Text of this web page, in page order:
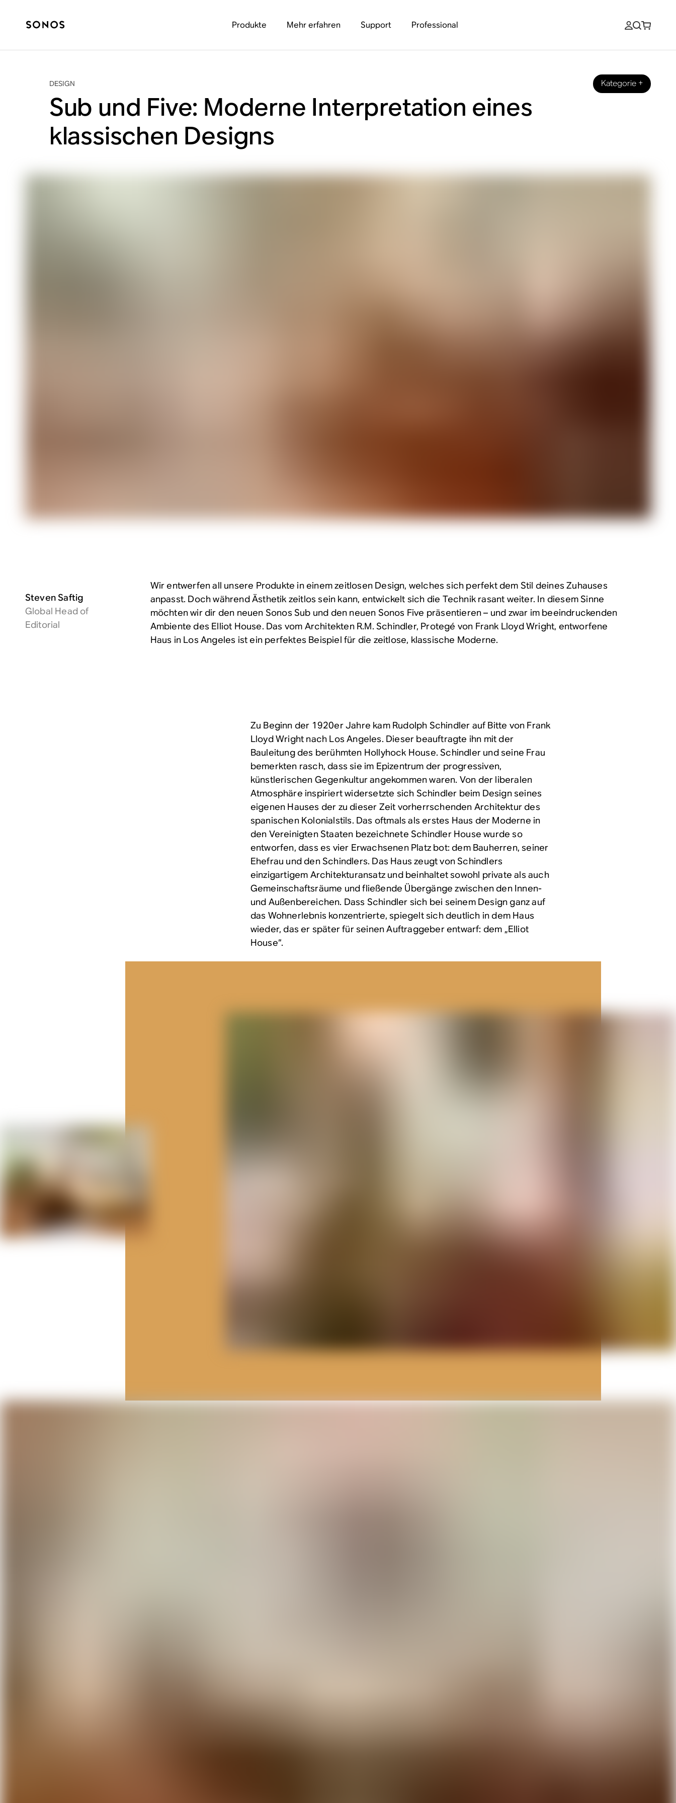
Produkte Mehr erfahren Support Professional
DESIGN Kategorie +
Sub und Five: Moderne Interpretation eines
klassischen Designs
Steven Saftig
Global Head of
Editorial
Wir entwerfen all unsere Produkte in einem zeitlosen Design, welches sich perfekt dem Stil deines Zuhauses
anpasst. Doch während Ästhetik zeitlos sein kann, entwickelt sich die Technik rasant weiter. In diesem Sinne
möchten wir dir den neuen Sonos Sub und den neuen Sonos Five präsentieren – und zwar im beeindruckenden
Ambiente des Elliot House. Das vom Architekten R.M. Schindler, Protegé von Frank Lloyd Wright, entworfene
Haus in Los Angeles ist ein perfektes Beispiel für die zeitlose, klassische Moderne.
Zu Beginn der 1920er Jahre kam Rudolph Schindler auf Bitte von Frank
Lloyd Wright nach Los Angeles. Dieser beauftragte ihn mit der
Bauleitung des berühmten Hollyhock House. Schindler und seine Frau
bemerkten rasch, dass sie im Epizentrum der progressiven,
künstlerischen Gegenkultur angekommen waren. Von der liberalen
Atmosphäre inspiriert widersetzte sich Schindler beim Design seines
eigenen Hauses der zu dieser Zeit vorherrschenden Architektur des
spanischen Kolonialstils. Das oftmals als erstes Haus der Moderne in
den Vereinigten Staaten bezeichnete Schindler House wurde so
entworfen, dass es vier Erwachsenen Platz bot: dem Bauherren, seiner
Ehefrau und den Schindlers. Das Haus zeugt von Schindlers
einzigartigem Architekturansatz und beinhaltet sowohl private als auch
Gemeinschaftsräume und fließende Übergänge zwischen den Innen-
und Außenbereichen. Dass Schindler sich bei seinem Design ganz auf
das Wohnerlebnis konzentrierte, spiegelt sich deutlich in dem Haus
wieder, das er später für seinen Auftraggeber entwarf: dem „Elliot
House“.